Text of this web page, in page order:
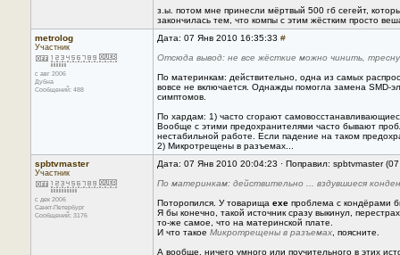
з.ы. потом мне принесли мёртвый 500 гб сегейт,
закончилась тем, что компы с этим жёстким просто
metrolog
Участник
с авг 2006
Дубна
Сообщений: 488
Дата: 07 Янв 2010 16:35:33 #
Отсюда вывод: не все жёсткие можно чинить,
По материнкам: действительно, одна из самых
вовсе не включается. Однажды помогла замена SMD-
симптомов.
По хардам: 1) часто сгорают
Вообще с этими предохранителями часто бывают
нестабильной работе. Если падение на таком
2) Микротрещены в разъемах...
spbtvmaster
Участник
с дек 2006
Санкт-Петербург
Сообщений: 3176
Дата: 07 Янв 2010 20:04:23 · Поправил: spbtvmaster
По материнкам: действительно ... вздувшиеся
Поторопился. У товарища exe проблема с кондёрами
Я бы конечно, такой источник сразу выкинул,
то-же самое, что на материнской плате.
И что такое Микротрещены в разъемах , поясните.
А вообще, ничего умного или поучительного в этих